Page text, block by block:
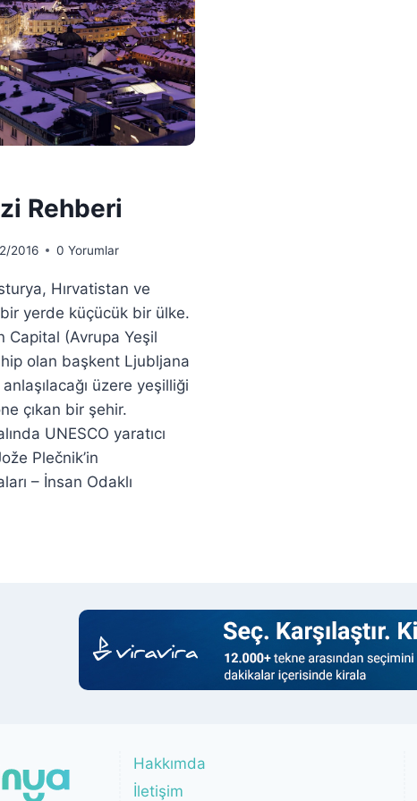
Rehberi
2016 0 Yorumlar
Hırvatistan ve
yerde küçücük bir ülke.
Capital (Avrupa Yeşil
olan başkent Ljubljana
üzere yeşilliği
çıkan bir şehir.
UNESCO yaratıcı
Plečnik’in
– İnsan Odaklı
Hakkımda
İletişim